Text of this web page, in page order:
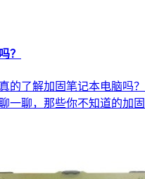
？
的了解加固笔记本电脑吗
聊，那些你不知道的加